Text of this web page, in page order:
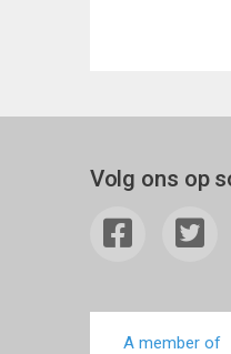
Volg ons op
A member of